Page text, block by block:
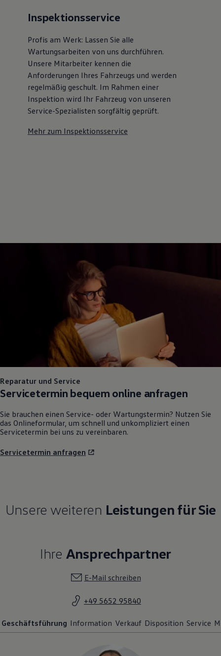
Inspektionsservice
Profis am Werk: Lassen Sie alle
Wartungsarbeiten von uns durchführen.
Unsere Mitarbeiter kennen die
Anforderungen Ihres Fahrzeugs und werden
regelmäßig geschult. Im Rahmen einer
Inspektion wird Ihr Fahrzeug von unseren
Service-Spezialisten sorgfältig geprüft.
Mehr zum Inspektionsservice
Reparatur und Service
Servicetermin bequem online anfragen
Sie brauchen einen Service- oder Wartungstermin? Nutzen Sie
das Onlineformular, um schnell und unkompliziert einen
Servicetermin bei uns zu vereinbaren.
Servicetermin anfragen
Unsere weiteren Leistungen für Sie
Ihre Ansprechpartner
E-Mail schreiben
+49 5652 95840
Geschäftsführung Information Verkauf Disposition Service